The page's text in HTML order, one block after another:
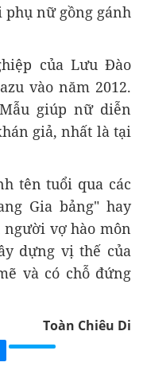
nữ gồng gánh
của Lưu Đào
vào năm 2012.
giúp nữ diễn
giả, nhất là tại
tên tuổi qua các
Gia bảng" hay
vợ hào môn
dựng vị thế của
và có chỗ đứng
Toàn Chiêu Di